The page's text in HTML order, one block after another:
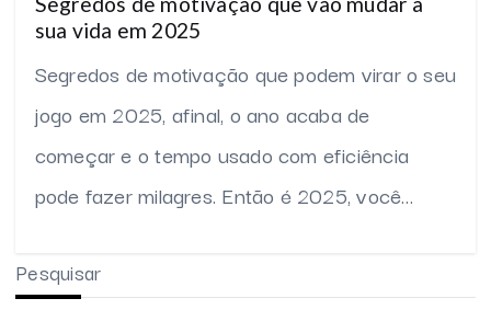
sua vida em 2025
Segredos de motivação que podem virar o seu
jogo em 2025, afinal, o ano acaba de
começar e o tempo usado com eficiência
pode fazer milagres. Então é 2025, você…
Pesquisar